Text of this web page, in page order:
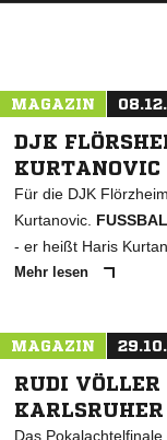
MAGAZIN
DJK
KURTANOVIC
Für die DJK
Kurtanovic.
- er heißt Haris
Mehr lesen
MAGAZIN
RUDI VÖLLER
KARLSRUHER
Das